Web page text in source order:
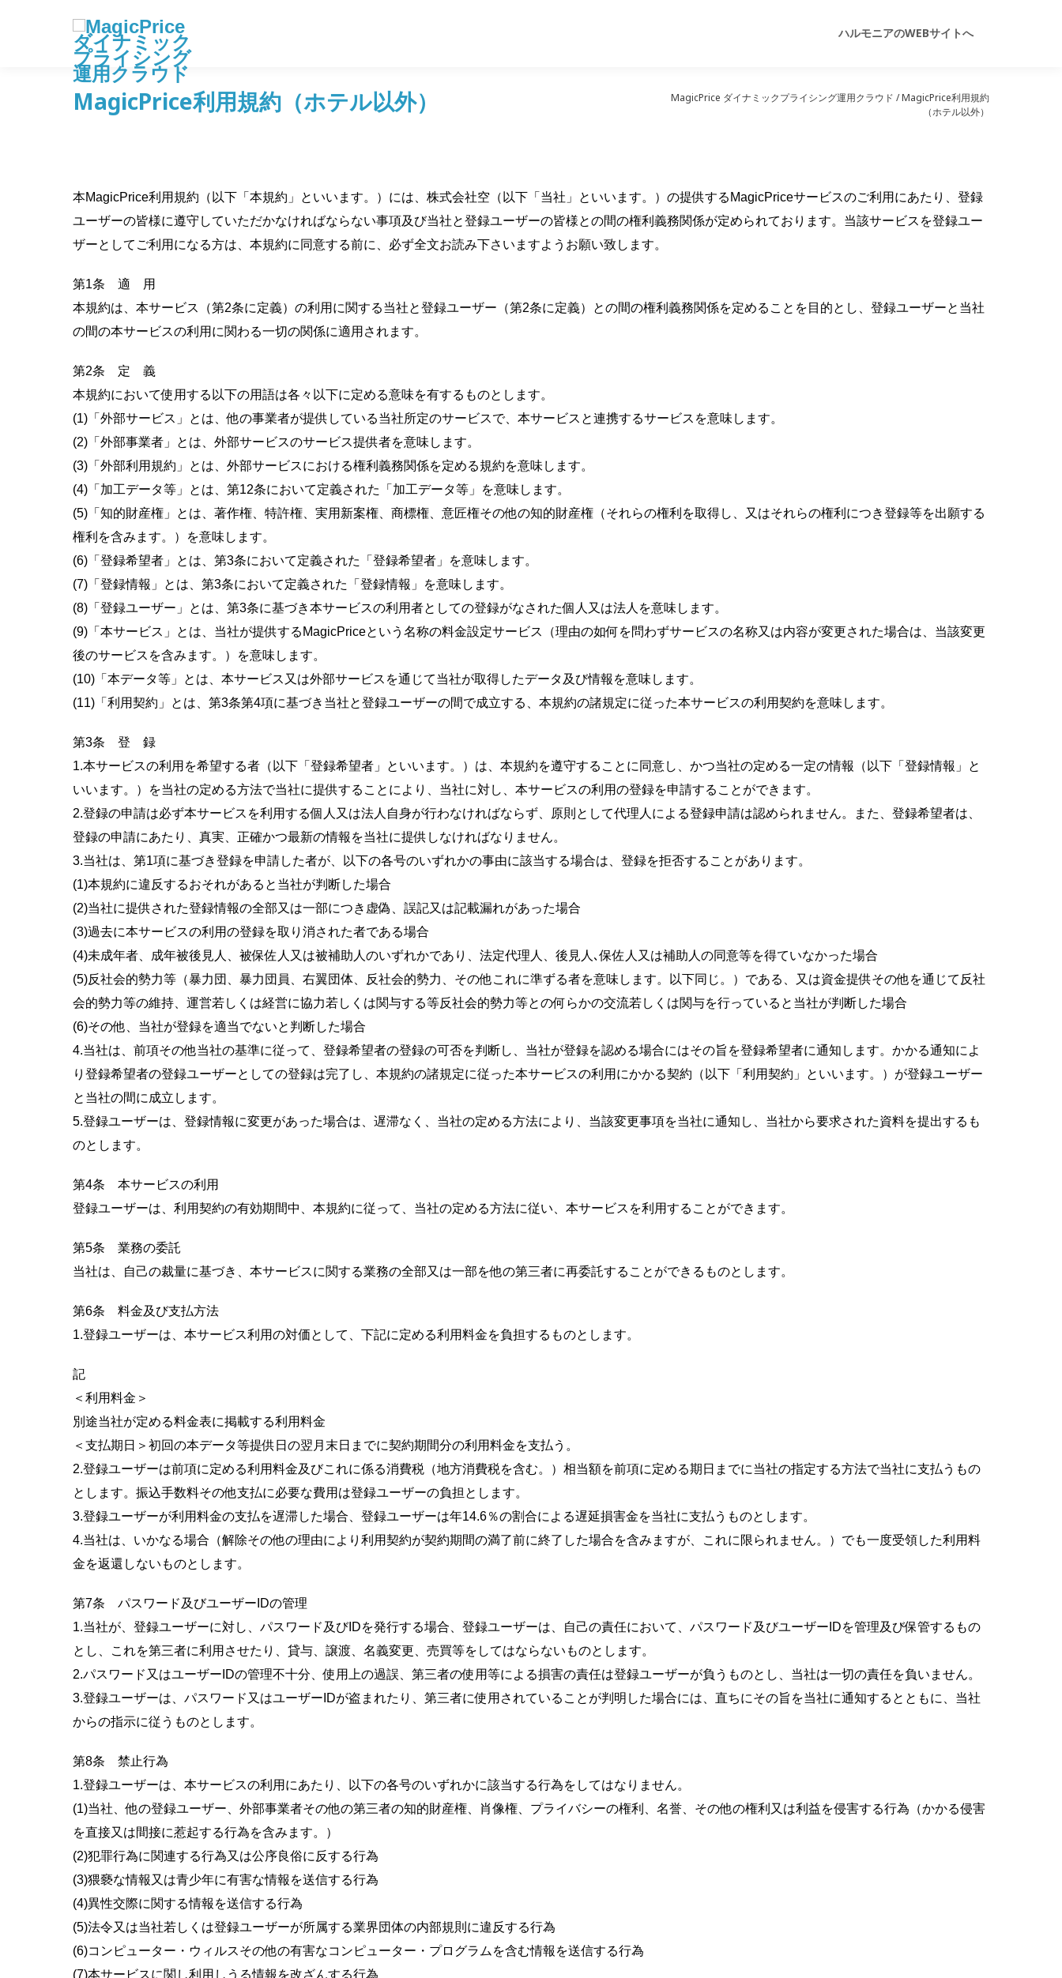
ハルモニアのWEBサイトへ
MagicPrice利用規約（ホテル以外） MagicPrice ダイナミックプライシング運用クラウド /MagicPrice利用規約
（ホテル以外）
本MagicPrice利用規約（以下「本規約」といいます。）には、株式会社空（以下「当社」といいます。）の提供するMagicPriceサービスのご利用にあたり、登録
ユーザーの皆様に遵守していただかなければならない事項及び当社と登録ユーザーの皆様との間の権利義務関係が定められております。当該サービスを登録ユー
ザーとしてご利用になる方は、本規約に同意する前に、必ず全文お読み下さいますようお願い致します。
第1条 適 用
本規約は、本サービス（第2条に定義）の利用に関する当社と登録ユーザー（第2条に定義）との間の権利義務関係を定めることを目的とし、登録ユーザーと当社
の間の本サービスの利用に関わる一切の関係に適用されます。
第2条 定 義
本規約において使用する以下の用語は各々以下に定める意味を有するものとします。
(1)「外部サービス」とは、他の事業者が提供している当社所定のサービスで、本サービスと連携するサービスを意味します。
(2)「外部事業者」とは、外部サービスのサービス提供者を意味します。
(3)「外部利用規約」とは、外部サービスにおける権利義務関係を定める規約を意味します。
(4)「加工データ等」とは、第12条において定義された「加工データ等」を意味します。
(5)「知的財産権」とは、著作権、特許権、実用新案権、商標権、意匠権その他の知的財産権（それらの権利を取得し、又はそれらの権利につき登録等を出願する
権利を含みます。）を意味します。
(6)「登録希望者」とは、第3条において定義された「登録希望者」を意味します。
(7)「登録情報」とは、第3条において定義された「登録情報」を意味します。
(8)「登録ユーザー」とは、第3条に基づき本サービスの利用者としての登録がなされた個人又は法人を意味します。
(9)「本サービス」とは、当社が提供するMagicPriceという名称の料金設定サービス（理由の如何を問わずサービスの名称又は内容が変更された場合は、当該変更
後のサービスを含みます。）を意味します。
(10)「本データ等」とは、本サービス又は外部サービスを通じて当社が取得したデータ及び情報を意味します。
(11)「利用契約」とは、第3条第4項に基づき当社と登録ユーザーの間で成立する、本規約の諸規定に従った本サービスの利用契約を意味します。
第3条 登 録
1.本サービスの利用を希望する者（以下「登録希望者」といいます。）は、本規約を遵守することに同意し、かつ当社の定める一定の情報（以下「登録情報」と
いいます。）を当社の定める方法で当社に提供することにより、当社に対し、本サービスの利用の登録を申請することができます。
2.登録の申請は必ず本サービスを利用する個人又は法人自身が行わなければならず、原則として代理人による登録申請は認められません。また、登録希望者は、
登録の申請にあたり、真実、正確かつ最新の情報を当社に提供しなければなりません。
3.当社は、第1項に基づき登録を申請した者が、以下の各号のいずれかの事由に該当する場合は、登録を拒否することがあります。
(1)本規約に違反するおそれがあると当社が判断した場合
(2)当社に提供された登録情報の全部又は一部につき虚偽、誤記又は記載漏れがあった場合
(3)過去に本サービスの利用の登録を取り消された者である場合
(4)未成年者、成年被後見人、被保佐人又は被補助人のいずれかであり、法定代理人、後見人､保佐人又は補助人の同意等を得ていなかった場合
(5)反社会的勢力等（暴力団、暴力団員、右翼団体、反社会的勢力、その他これに準ずる者を意味します。以下同じ。）である、又は資金提供その他を通じて反社
会的勢力等の維持、運営若しくは経営に協力若しくは関与する等反社会的勢力等との何らかの交流若しくは関与を行っていると当社が判断した場合
(6)その他、当社が登録を適当でないと判断した場合
4.当社は、前項その他当社の基準に従って、登録希望者の登録の可否を判断し、当社が登録を認める場合にはその旨を登録希望者に通知します。かかる通知によ
り登録希望者の登録ユーザーとしての登録は完了し、本規約の諸規定に従った本サービスの利用にかかる契約（以下「利用契約」といいます。）が登録ユーザー
と当社の間に成立します。
5.登録ユーザーは、登録情報に変更があった場合は、遅滞なく、当社の定める方法により、当該変更事項を当社に通知し、当社から要求された資料を提出するも
のとします。
第4条 本サービスの利用
登録ユーザーは、利用契約の有効期間中、本規約に従って、当社の定める方法に従い、本サービスを利用することができます。
第5条 業務の委託
当社は、自己の裁量に基づき、本サービスに関する業務の全部又は一部を他の第三者に再委託することができるものとします。
第6条 料金及び支払方法
1.登録ユーザーは、本サービス利用の対価として、下記に定める利用料金を負担するものとします。
記
＜利用料金＞
別途当社が定める料金表に掲載する利用料金
＜支払期日＞初回の本データ等提供日の翌月末日までに契約期間分の利用料金を支払う。
2.登録ユーザーは前項に定める利用料金及びこれに係る消費税（地方消費税を含む。）相当額を前項に定める期日までに当社の指定する方法で当社に支払うもの
とします。振込手数料その他支払に必要な費用は登録ユーザーの負担とします。
3.登録ユーザーが利用料金の支払を遅滞した場合、登録ユーザーは年14.6％の割合による遅延損害金を当社に支払うものとします。
4.当社は、いかなる場合（解除その他の理由により利用契約が契約期間の満了前に終了した場合を含みますが、これに限られません。）でも一度受領した利用料
金を返還しないものとします。
第7条 パスワード及びユーザーIDの管理
1.当社が、登録ユーザーに対し、パスワード及びIDを発行する場合、登録ユーザーは、自己の責任において、パスワード及びユーザーIDを管理及び保管するもの
とし、これを第三者に利用させたり、貸与、譲渡、名義変更、売買等をしてはならないものとします。
2.パスワード又はユーザーIDの管理不十分、使用上の過誤、第三者の使用等による損害の責任は登録ユーザーが負うものとし、当社は一切の責任を負いません。
3.登録ユーザーは、パスワード又はユーザーIDが盗まれたり、第三者に使用されていることが判明した場合には、直ちにその旨を当社に通知するとともに、当社
からの指示に従うものとします。
第8条 禁止行為
1.登録ユーザーは、本サービスの利用にあたり、以下の各号のいずれかに該当する行為をしてはなりません。
(1)当社、他の登録ユーザー、外部事業者その他の第三者の知的財産権、肖像権、プライバシーの権利、名誉、その他の権利又は利益を侵害する行為（かかる侵害
を直接又は間接に惹起する行為を含みます。）
(2)犯罪行為に関連する行為又は公序良俗に反する行為
(3)猥褻な情報又は青少年に有害な情報を送信する行為
(4)異性交際に関する情報を送信する行為
(5)法令又は当社若しくは登録ユーザーが所属する業界団体の内部規則に違反する行為
(6)コンピューター・ウィルスその他の有害なコンピューター・プログラムを含む情報を送信する行為
(7)本サービスに関し利用しうる情報を改ざんする行為